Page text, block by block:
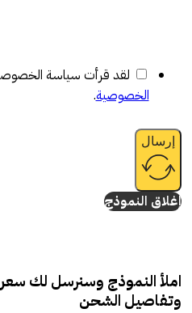
لقد قرأت سياسة
الخصوصية.
إرسال
إغلاق النموذج
املأ النموذج وسنرسل لك
وتفاصيل الشحن